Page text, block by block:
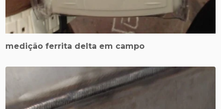
medição ferrita delta em campo